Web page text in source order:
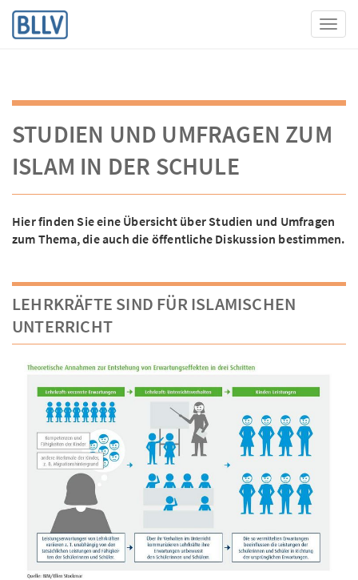
STUDIEN UND UMFRAGEN ZUM
ISLAM IN DER SCHULE
Hier finden Sie eine Übersicht über Studien und Umfragen
zum Thema, die auch die öffentliche Diskussion bestimmen.
LEHRKRÄFTE SIND FÜR ISLAMISCHEN
UNTERRICHT